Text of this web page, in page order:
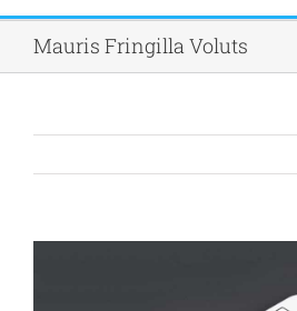
Mauris Fringilla Voluts